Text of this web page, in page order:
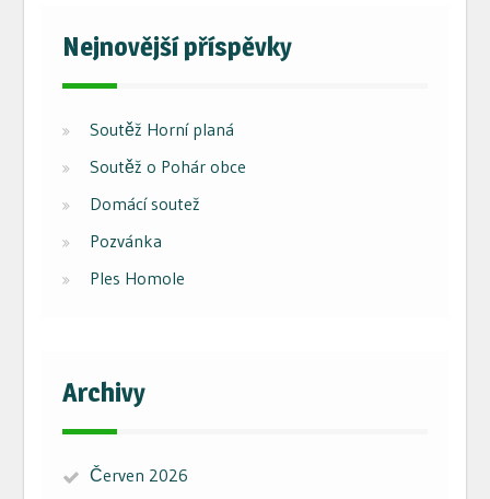
Nejnovější příspěvky
Soutěž Horní planá
Soutěž o Pohár obce
Domácí soutež
Pozvánka
Ples Homole
Archivy
Červen 2026